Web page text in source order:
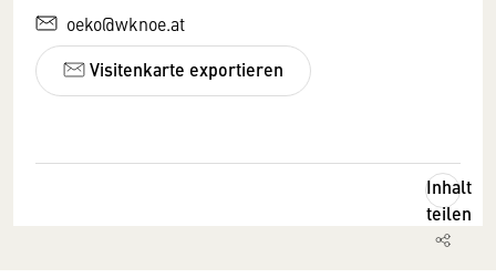
oeko@wknoe.at
Visitenkarte exportieren
Inhalt
teilen